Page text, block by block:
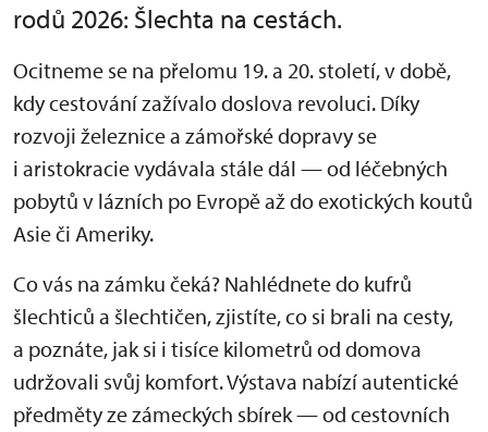
rodů 2026: Šlechta na cestách.
Ocitneme se na přelomu 19. a 20. století, v době,
kdy cestování zažívalo doslova revoluci. Díky
rozvoji železnice a zámořské dopravy se
i aristokracie vydávala stále dál — od léčebných
pobytů v lázních po Evropě až do exotických koutů
Asie či Ameriky.
Co vás na zámku čeká? Nahlédnete do kufrů
šlechticů a šlechtičen, zjistíte, co si brali na cesty,
a poznáte, jak si i tisíce kilometrů od domova
udržovali svůj komfort. Výstava nabízí autentické
předměty ze zámeckých sbírek — od cestovních